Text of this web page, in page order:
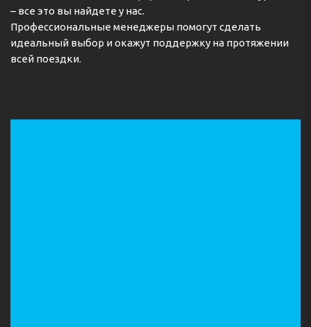
– все это вы найдете у нас.
Профессиональные менеджеры помогут сделать
идеальный выбор и окажут поддержку на протяжении
всей поездки.